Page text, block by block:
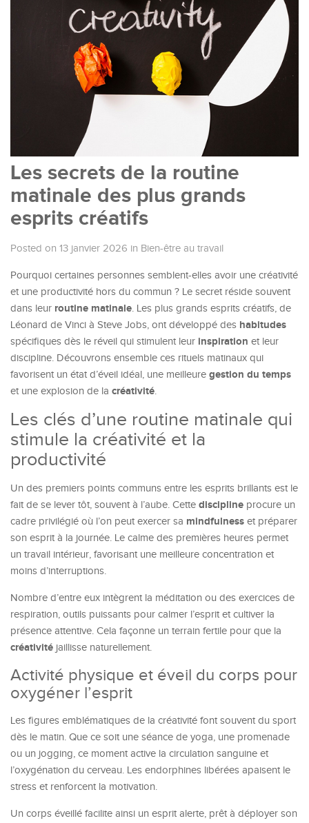
Les secrets de la routine
matinale des plus grands
esprits créatifs
Posted on 13 janvier 2026 in Bien-être au travail
Pourquoi certaines personnes semblent-elles avoir une créativité
et une productivité hors du commun ? Le secret réside souvent
dans leur routine matinale. Les plus grands esprits créatifs, de
Léonard de Vinci à Steve Jobs, ont développé des habitudes
spécifiques dès le réveil qui stimulent leur inspiration et leur
discipline. Découvrons ensemble ces rituels matinaux qui
favorisent un état d’éveil idéal, une meilleure gestion du temps
et une explosion de la créativité.
Les clés d’une routine matinale qui
stimule la créativité et la
productivité
Un des premiers points communs entre les esprits brillants est le
fait de se lever tôt, souvent à l’aube. Cette discipline procure un
cadre privilégié où l’on peut exercer sa mindfulness et préparer
son esprit à la journée. Le calme des premières heures permet
un travail intérieur, favorisant une meilleure concentration et
moins d’interruptions.
Nombre d’entre eux intègrent la méditation ou des exercices de
respiration, outils puissants pour calmer l’esprit et cultiver la
présence attentive. Cela façonne un terrain fertile pour que la
créativité jaillisse naturellement.
Activité physique et éveil du corps pour
oxygéner l’esprit
Les figures emblématiques de la créativité font souvent du sport
dès le matin. Que ce soit une séance de yoga, une promenade
ou un jogging, ce moment active la circulation sanguine et
l’oxygénation du cerveau. Les endorphines libérées apaisent le
stress et renforcent la motivation.
Un corps éveillé facilite ainsi un esprit alerte, prêt à déployer son